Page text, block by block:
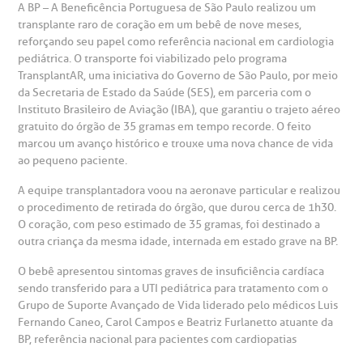
de consultas e exames
in antecipado
de exames
de Exames
SAC
A BP conta com você para melhorar sempre a qualidade do
atendimento e dos serviços prestados.
A Ouvidoria e SAC são canais para você, cliente da BP, tirar
suas dúvidas, registrar suas reclamações ou fazer elogios
relacionados ao nosso atendimento e aos nossos serviços.
Horário de atendimento: 2ª a 6ª feira das 7h às 18h
(11)3505-1000
ouvidoria@bp.org.br
Hospital BP
Saiba mais
Rua Maestro Cardim, 769
CEP: 01323-001 | Bela Vista
São Paulo - SP
e Pesquisa
do médico
de conduta
Financeiras
social da BP
corporativa
Telemedicina BP
de atendimento
de Infarto SUS
de Visita
socorro
de cópia de prontuário médico
de Oncologia e Hematologia
de Excelência em Neurologia e
especialidades
A BP – A Beneficência Portuguesa de São Paulo realizou um
transplante raro de coração em um bebê de nove meses,
reforçando seu papel como referência nacional em cardiologia
pediátrica. O transporte foi viabilizado pelo programa
TransplantAR, uma iniciativa do Governo de São Paulo, por meio
da Secretaria de Estado da Saúde (SES), em parceria com o
Instituto Brasileiro de Aviação (IBA), que garantiu o trajeto aéreo
gratuito do órgão de 35 gramas em tempo recorde. O feito
marcou um avanço histórico e trouxe uma nova chance de vida
ao pequeno paciente.
A equipe transplantadora voou na aeronave particular e realizou
o procedimento de retirada do órgão, que durou cerca de 1h30.
O coração, com peso estimado de 35 gramas, foi destinado a
outra criança da mesma idade, internada em estado grave na BP.
O bebê apresentou sintomas graves de insuficiência cardíaca
sendo transferido para a UTI pediátrica para tratamento com o
Grupo de Suporte Avançado de Vida liderado pelo médicos Luis
Fernando Caneo, Carol Campos e Beatriz Furlanetto atuante da
BP, referência nacional para pacientes com cardiopatias